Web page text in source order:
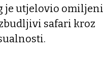
je utjelovio omiljeni
safari kroz